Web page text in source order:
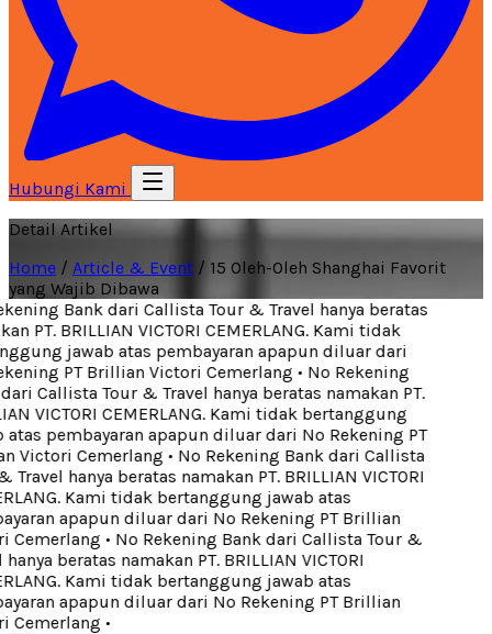
Hubungi Kami
Detail Artikel
Home / Article & Event / 15 Oleh-Oleh Shanghai Favorit
yang Wajib Dibawa
Bank dari Callista Tour & Travel hanya beratas
PT. BRILLIAN VICTORI CEMERLANG. Kami tidak
jawab atas pembayaran apapun diluar dari
PT Brillian Victori Cemerlang• No Rekening
Callista Tour & Travel hanya beratas namakan PT.
VICTORI CEMERLANG. Kami tidak bertanggung
pembayaran apapun diluar dari No Rekening PT
Victori Cemerlang• No Rekening Bank dari Callista
hanya beratas namakan PT. BRILLIAN VICTORI
Kami tidak bertanggung jawab atas
apapun diluar dari No Rekening PT Brillian
Cemerlang• No Rekening Bank dari Callista Tour &
beratas namakan PT. BRILLIAN VICTORI
Kami tidak bertanggung jawab atas
apapun diluar dari No Rekening PT Brillian
Cemerlang•